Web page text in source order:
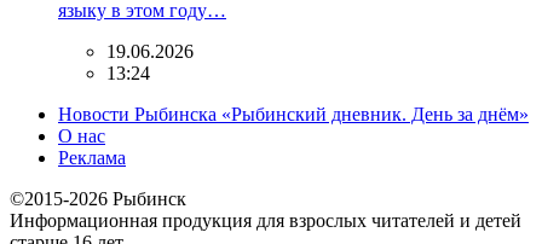
языку в этом году…
19.06.2026
13:24
Новости Рыбинска «Рыбинский дневник. День за днём»
О нас
Реклама
©2015-2026 Рыбинск
Информационная продукция для взрослых читателей и детей